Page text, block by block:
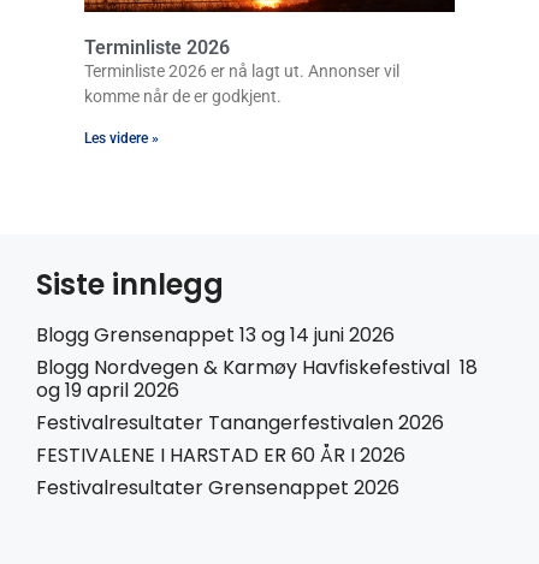
Terminliste 2026
Terminliste 2026 er nå lagt ut. Annonser vil
komme når de er godkjent.
Les videre »
Siste innlegg
Blogg Grensenappet 13 og 14 juni 2026
Blogg Nordvegen & Karmøy Havfiskefestival 18
og 19 april 2026
Festivalresultater Tanangerfestivalen 2026
FESTIVALENE I HARSTAD ER 60 ÅR I 2026
Festivalresultater Grensenappet 2026